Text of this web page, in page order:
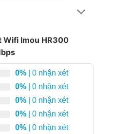
đây là thiết bị thuộc
cài đặt và sử dụng.
Wifi Imou HR300
0% | 0 nhận xét
0% | 0 nhận xét
0% | 0 nhận xét
0% | 0 nhận xét
0% | 0 nhận xét